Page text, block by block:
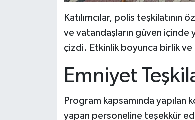
Katılımcılar, polis teşkilatının
ve vatandaşların güven içinde
çizdi. Etkinlik boyunca birlik ve
Emniyet
Program kapsamında yapılan
yapan personeline teşekkür